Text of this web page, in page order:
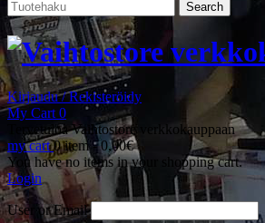
Kirjaudu / Rekisteröidy
My Cart 0
Tervetuloa Vaihtostore verkkokauppaan
my cart0 item -0,00€
You have no items in your shopping cart.
Login
User or Email